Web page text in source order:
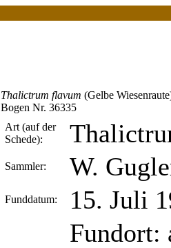
Thalictrum flavum (Gelbe
Bogen Nr. 36335
Art (auf der
Schede):
Sammler: W.
Funddatum: 15. Juli
Fundort: